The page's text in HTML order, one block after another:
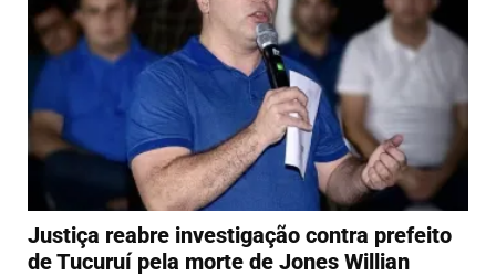
Justiça reabre investigação contra prefeito
de Tucuruí pela morte de Jones Willian